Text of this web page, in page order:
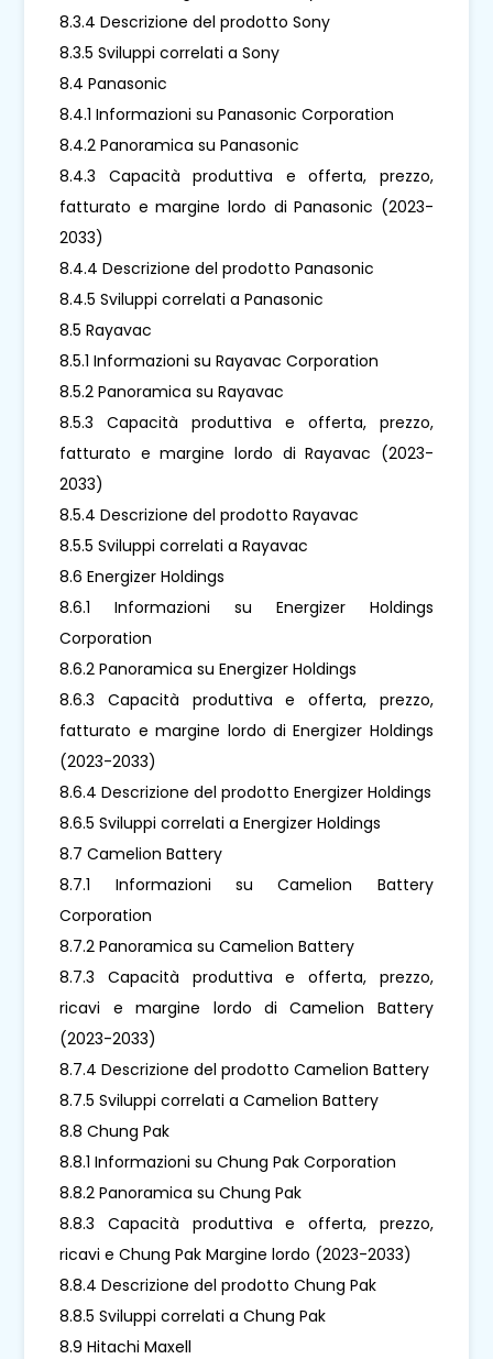
8.3.4 Descrizione del prodotto Sony
8.3.5 Sviluppi correlati a Sony
8.4 Panasonic
8.4.1 Informazioni su Panasonic Corporation
8.4.2 Panoramica su Panasonic
8.4.3 Capacità produttiva e offerta, prezzo,
fatturato e margine lordo di Panasonic (2023-
2033)
8.4.4 Descrizione del prodotto Panasonic
8.4.5 Sviluppi correlati a Panasonic
8.5 Rayavac
8.5.1 Informazioni su Rayavac Corporation
8.5.2 Panoramica su Rayavac
8.5.3 Capacità produttiva e offerta, prezzo,
fatturato e margine lordo di Rayavac (2023-
2033)
8.5.4 Descrizione del prodotto Rayavac
8.5.5 Sviluppi correlati a Rayavac
8.6 Energizer Holdings
8.6.1 Informazioni su Energizer Holdings
Corporation
8.6.2 Panoramica su Energizer Holdings
8.6.3 Capacità produttiva e offerta, prezzo,
fatturato e margine lordo di Energizer Holdings
(2023-2033)
8.6.4 Descrizione del prodotto Energizer Holdings
8.6.5 Sviluppi correlati a Energizer Holdings
8.7 Camelion Battery
8.7.1 Informazioni su Camelion Battery
Corporation
8.7.2 Panoramica su Camelion Battery
8.7.3 Capacità produttiva e offerta, prezzo,
ricavi e margine lordo di Camelion Battery
(2023-2033)
8.7.4 Descrizione del prodotto Camelion Battery
8.7.5 Sviluppi correlati a Camelion Battery
8.8 Chung Pak
8.8.1 Informazioni su Chung Pak Corporation
8.8.2 Panoramica su Chung Pak
8.8.3 Capacità produttiva e offerta, prezzo,
ricavi e Chung Pak Margine lordo (2023-2033)
8.8.4 Descrizione del prodotto Chung Pak
8.8.5 Sviluppi correlati a Chung Pak
8.9 Hitachi Maxell